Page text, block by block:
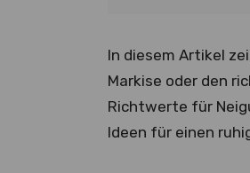
In diesem Artikel
Markise oder den
Richtwerte für
Ideen für einen